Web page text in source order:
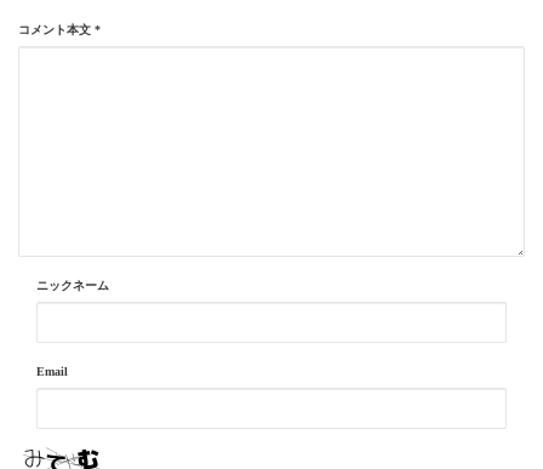
コメント本文 *
ニックネーム
Email